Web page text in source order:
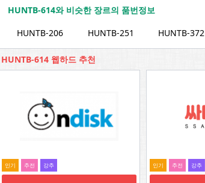
HUNTB-614와 비슷한 장르의 품번정보
HUNTB-206
HUNTB-251 HUNTB-372
HUNTB-614 웹하드 추천
인기 추전 강추 인기 추전 강추